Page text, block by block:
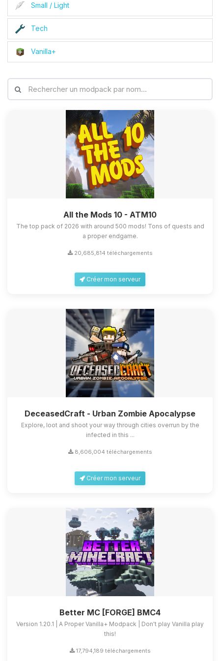
Small / Light
Tech
Vanilla+
All the Mods 10 - ATM10
The top pack of 2026 with around 500 mods! Tons of quests and
a proper endgame.
20,685,814 téléchargements
Créer mon serveur
DeceasedCraft - Urban Zombie Apocalypse
Explore, loot and shoot your way through cities overrun by the
infected in this ...
8,606,004 téléchargements
Créer mon serveur
Better MC [FORGE] BMC4
Version 1.20.1 | A Proper Vanilla+ Modpack | Don't play Vanilla play
this!
17,794,189 téléchargements